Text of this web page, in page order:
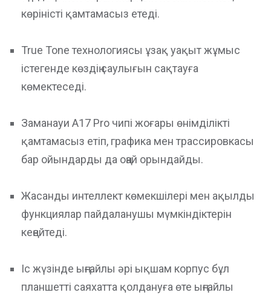
көріністі қамтамасыз етеді.
True Tone технологиясы ұзақ уақыт жұмыс
істегенде көздің саулығын сақтауға
көмектеседі.
Заманауи A17 Pro чипі жоғары өнімділікті
қамтамасыз етіп, графика мен трассировкасы
бар ойындарды да оңай орындайды.
Жасанды интеллект көмекшілері мен ақылды
функциялар пайдаланушы мүмкіндіктерін
кеңейтеді.
Іс жүзінде ыңғайлы әрі ықшам корпус бұл
планшетті саяхатта қолдануға өте ыңғайлы